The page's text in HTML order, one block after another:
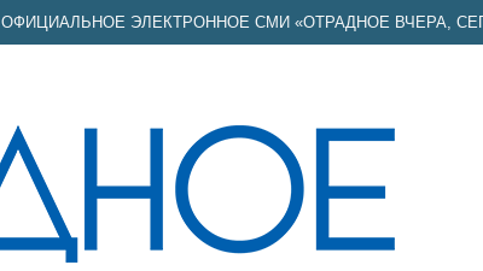
ОФИЦИАЛЬНОЕ ЭЛЕКТРОННОЕ СМИ «ОТРАДНОЕ ВЧЕРА,